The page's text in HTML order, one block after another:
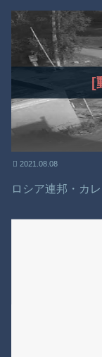
[
2021.08.08
ロシア連邦・カ